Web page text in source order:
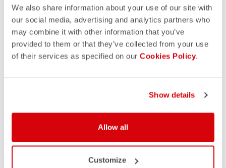
We also share information about your use of our site with
our social media, advertising and analytics partners who
may combine it with other information that you’ve
provided to them or that they’ve collected from your use
of their services as specified on our Cookies Policy.
Show details
Allow all
Customize